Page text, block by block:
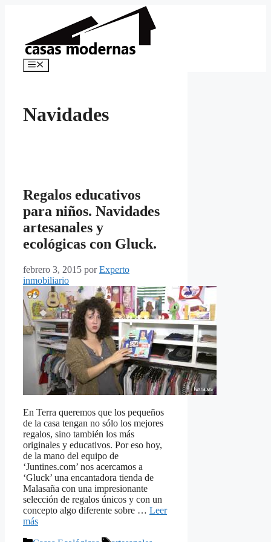
Menú
Navidades
Regalos educativos
para niños. Navidades
artesanales y
ecológicas con Gluck.
febrero 3, 2015 porExperto
inmobiliario
En Terra queremos que los pequeños
de la casa tengan no sólo los mejores
regalos, sino también los más
originales y educativos. Por eso hoy,
de la mano del equipo de
‘Juntines.com’ nos acercamos a
‘Gluck’ una encantadora tienda de
Malasaña con una impresionante
selección de regalos únicos y con un
concepto algo diferente sobre … Leer
más